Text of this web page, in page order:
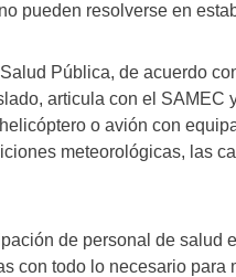
pueden resolverse en
Pública, de acuerdo
articula con el
o avión con
meteorológicas, las
de personal de salud
con todo lo necesario para